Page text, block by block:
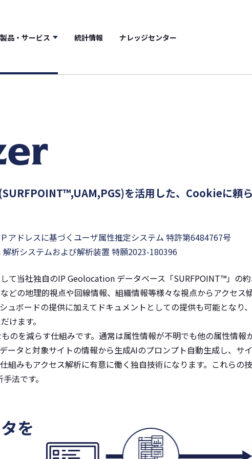
製品・サービス 統計情報 ナレッジセンター
を活用した、Cookieに頼
ドレスに基づくユーザ属性推定システム 特許第6484767号
析システムおよび解析装置 特願2023-180396
て当社独自のIP Geolocation データベース「SURFPOINT™」の
どの地理的視点や回線情報、組織情報等様々な視点からアクセス
ュボードの提供に加えてドキュメントとしての提供も可能となり
けます。
のを減らす仕組みです。通常は属性情報が不明でも他の属性情報
ータと対象サイトの情報から生成AIのプロンプト自動生成し、サ
組みもアクセス解析に有意に働く独自技術になります。これらの
法です。
を